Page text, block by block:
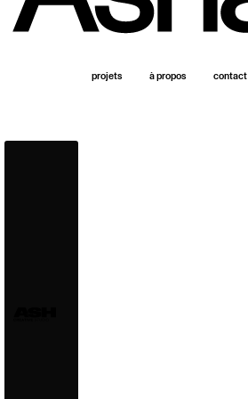
projets à propos contact